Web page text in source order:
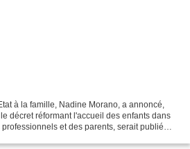
à la famille, Nadine Morano, a annoncé,
décret réformant l'accueil des enfants dans
et des parents, serait publié